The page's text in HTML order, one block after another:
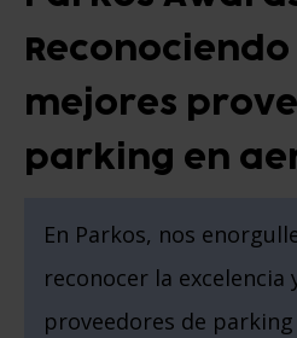
Reconociendo
mejores
parking en
En Parkos, nos
reconocer la excelencia
proveedores de